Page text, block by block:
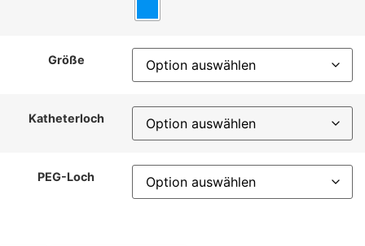
Größe
Katheterloch
PEG-Loch